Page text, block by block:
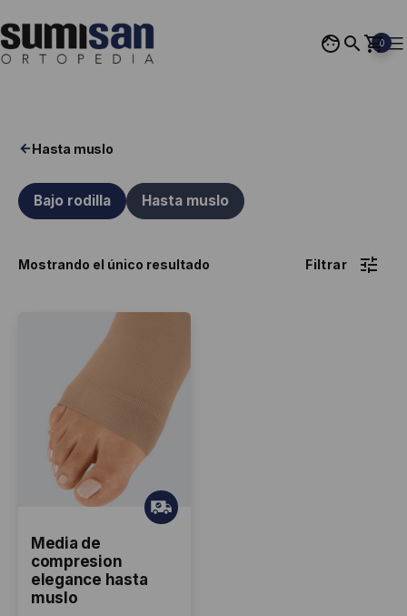
al
contenido
0
Hasta muslo
Bajo rodilla Hasta muslo
Mostrando el único resultado
Media de
compresion
elegance hasta
muslo
Gr
ati
producto
tiene
múltiples
variantes.
Las
opciones
pueden
elegir
en
la